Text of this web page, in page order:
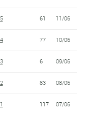
61 11/06
77 10/06
6 09/06
83 08/06
117 07/06